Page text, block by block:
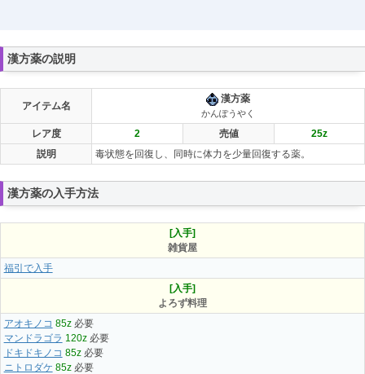
漢方薬の説明
アイテム名
漢方薬
かんぽうやく
レア度 2 売値 25z
説明
毒状態を回復し、同時に体力を少量回復する薬。
漢方薬の入手方法
[入手]
雑貨屋
福引で入手
[入手]
よろず料理
アオキノコ 85z必要
マンドラゴラ 120z必要
ドキドキノコ 85z必要
ニトロダケ 85z必要